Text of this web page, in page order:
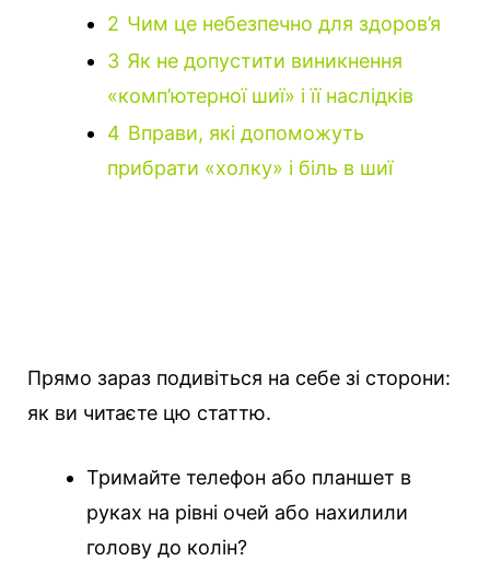
2 Чим це небезпечно для здоров’я
3 Як не допустити виникнення
«комп’ютерної шиї» і її наслідків
4 Вправи, які допоможуть
прибрати «холку» і біль в шиї
Прямо зараз подивіться на себе зі сторони:
як ви читаєте цю статтю.
Тримайте телефон або планшет в
руках на рівні очей або нахилили
голову до колін?